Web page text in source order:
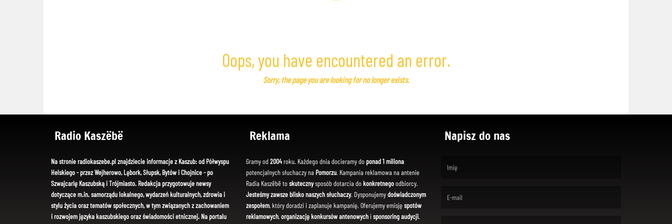
Oops, you have encountered an error.
Sorry, the page you are looking for no longer exists.
Radio Kaszëbë
Na stronie radiokaszebe.pl znajdziecie informacje z Kaszub: od Półwyspu
Helskiego - przez Wejherowo, Lębork, Słupsk, Bytów i Chojnice - po
Szwajcarię Kaszubską i Trójmiasto. Redakcja przygotowuje newsy
dotyczące m.in. samorządu lokalnego, wydarzeń kulturalnych, zdrowia i
stylu życia oraz tematów społecznych, w tym związanych z zachowaniem
i rozwojem języka kaszubskiego oraz świadomości etnicznej. Na portalu
Reklama
Gramy od 2004roku. Każdego dnia docieramy do ponad 1 miliona
potencjalnych słuchaczy na Pomorzu. Kampania reklamowa na antenie
Radia Kaszëbë toskutecznysposób dotarcia dokonkretnegoodbiorcy.
Jesteśmy zawsze blisko naszych słuchaczy. Dysponujemydoświadczonym
zespołem, który doradzi i zaplanuje kampanię. Oferujemy emisję spotów
reklamowych,organizację konkursów antenowychi sponsoring audycji.
Napisz do nas